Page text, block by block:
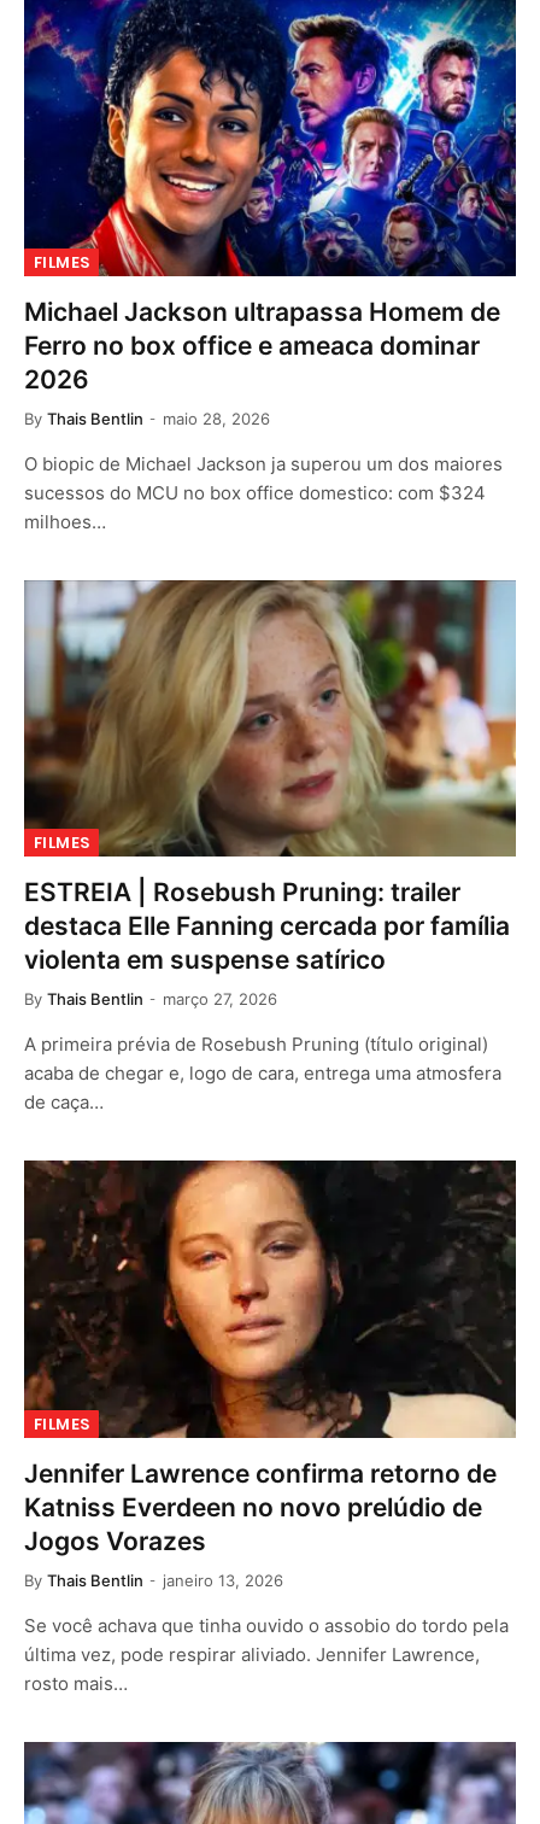
FILMES
Michael Jackson ultrapassa Homem de
Ferro no box office e ameaca dominar
2026
By Thais Bentlin maio 28, 2026
O biopic de Michael Jackson ja superou um dos maiores
sucessos do MCU no box office domestico: com $324
milhoes…
FILMES
ESTREIA | Rosebush Pruning: trailer
destaca Elle Fanning cercada por família
violenta em suspense satírico
By Thais Bentlin março 27, 2026
A primeira prévia de Rosebush Pruning (título original)
acaba de chegar e, logo de cara, entrega uma atmosfera
de caça…
FILMES
Jennifer Lawrence confirma retorno de
Katniss Everdeen no novo prelúdio de
Jogos Vorazes
By Thais Bentlin janeiro 13, 2026
Se você achava que tinha ouvido o assobio do tordo pela
última vez, pode respirar aliviado. Jennifer Lawrence,
rosto mais…